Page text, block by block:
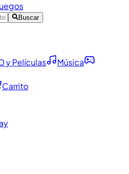
Buscar
y Películas
Música
Carrito